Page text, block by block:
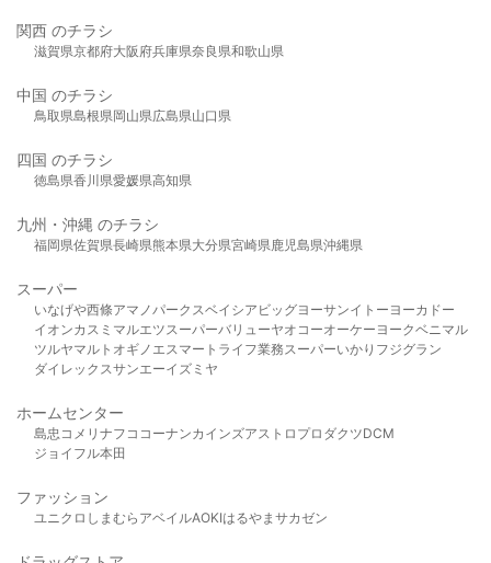
関西 のチラシ
滋賀県京都府大阪府兵庫県奈良県和歌山県
中国 のチラシ
鳥取県島根県岡山県広島県山口県
四国 のチラシ
徳島県香川県愛媛県高知県
九州・沖縄 のチラシ
福岡県佐賀県長崎県熊本県大分県宮崎県鹿児島県沖縄県
スーパー
いなげや西條アマノパークスベイシア ビッグヨーサンイトーヨーカドー
イオンカスミ マルエツスーパーバリューヤオコーオーケー ヨークベニマル
ツルヤマルト オギノ エスマート ライフ業務スーパーいかり フジグラン
ダイレックスサンエーイズミヤ
ホームセンター
島忠 コメリ ナフコ コーナンカインズアストロプロダクツDCM
ジョイフル本田
ファッション
ユニクロ しまむら アベイルAOKIはるやま サカゼン